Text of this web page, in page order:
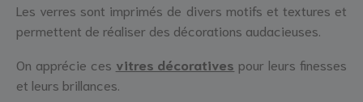
Les verres sont imprimés de divers motifs et textures et
permettent de réaliser des décorations audacieuses.
On apprécie ces vitres décoratives pour leurs finesses
et leurs brillances.